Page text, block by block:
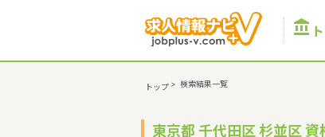

トップ > 検索結果一覧
東京都 千代田区 杉並区